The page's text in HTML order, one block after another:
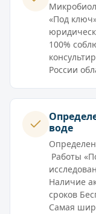
«Под
100%
России
воде
Работы
Наличие
сроков
Самая